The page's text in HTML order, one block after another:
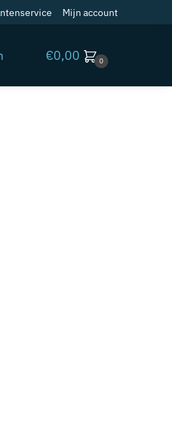
Mijn account
€0,00 0